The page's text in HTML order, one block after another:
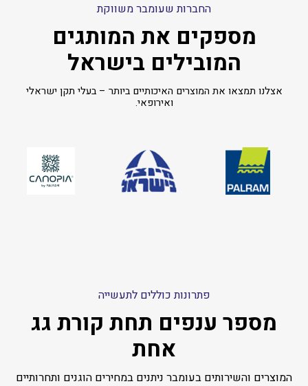
החברות שעומבר משווקת
מספקים את המותגים
המובילים בישראל
אצלנו תמצאו את המוצרים האיכותיים ביותר – בעלי תקן ישראלי
ואירופאי.
פתרונות כוללים לתעשייה
מספר ענפים תחת קורת גג
אחת
המוצרים והשירותים בעומבר ניתנים במחירים הוגנים ותחרותיים